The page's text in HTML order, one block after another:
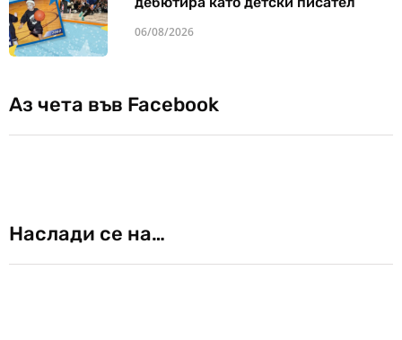
06/08/2026
Аз чета във Facebook
Наслади се на…